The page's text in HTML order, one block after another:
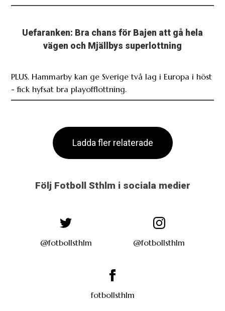
Uefaranken: Bra chans för Bajen att gå hela
vägen och Mjällbys superlottning
PLUS. Hammarby kan ge Sverige två lag i Europa i höst
- fick hyfsat bra playofflottning.
Ladda fler relaterade
Följ Fotboll Sthlm i sociala medier
@fotbollsthlm @fotbollsthlm
fotbollsthlm